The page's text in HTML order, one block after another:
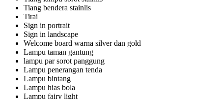
Tiang bendera stainlis
Tirai
Sign in portrait
Sign in landscape
Welcome board warna silver dan gold
Lampu taman gantung
lampu par sorot panggung
Lampu penerangan tenda
Lampu bintang
Lampu hias bola
Lampu fairy light